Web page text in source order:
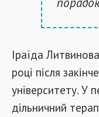
Іраїда
році після
університету. У
дільничний